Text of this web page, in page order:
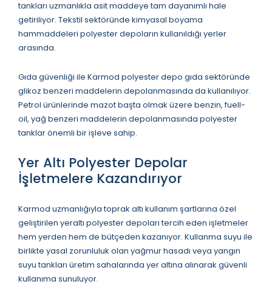
tankları uzmanlıkla asit maddeye tam dayanımlı hale
getiriliyor. Tekstil sektöründe kimyasal boyama
hammaddeleri polyester depoların kullanıldığı yerler
arasında.
Gıda güvenliği ile Karmod polyester depo gıda sektöründe
glikoz benzeri maddelerin depolanmasında da kullanılıyor.
Petrol ürünlerinde mazot başta olmak üzere benzin, fuell-
oil, yağ benzeri maddelerin depolanmasında polyester
tanklar önemli bir işleve sahip.
Yer Altı Polyester Depolar
İşletmelere Kazandırıyor
Karmod uzmanlığıyla toprak altı kullanım şartlarına özel
geliştirilen yeraltı polyester depoları tercih eden işletmeler
hem yerden hem de bütçeden kazanıyor. Kullanma suyu ile
birlikte yasal zorunluluk olan yağmur hasadı veya yangın
suyu tankları üretim sahalarında yer altına alınarak güvenli
kullanıma sunuluyor.